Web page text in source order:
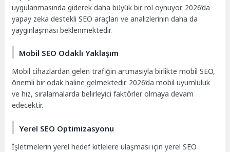
uygulanmasında giderek daha büyük bir rol oynuyor. 2026’da
yapay zeka destekli SEO araçları ve analizlerinin daha da
yaygınlaşması beklenmektedir.
Mobil SEO Odaklı Yaklaşım
Mobil cihazlardan gelen trafiğin artmasıyla birlikte mobil SEO,
önemli bir odak haline gelmektedir. 2026’da mobil uyumluluk
ve hız, sıralamalarda belirleyici faktörler olmaya devam
edecektir.
Yerel SEO Optimizasyonu
İşletmelerin yerel hedef kitlelere ulaşması için yerel SEO